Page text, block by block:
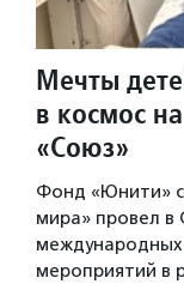
Мечты
в космос
«Союз»
Фонд «Юнити»
мира» провел в
международных
мероприятий в